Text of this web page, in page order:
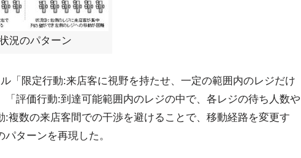
況のパターン
「限定行動:来店客に視野を持たせ、一定の範囲内のレジだけ
「評価行動:到達可能範囲内のレジの中で、各レジの待ち人数や
:複数の来店客間での干渉を避けることで、移動経路を変更す
ターンを再現した。